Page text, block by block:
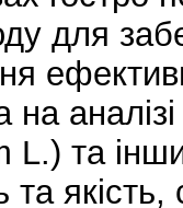
для
та
та